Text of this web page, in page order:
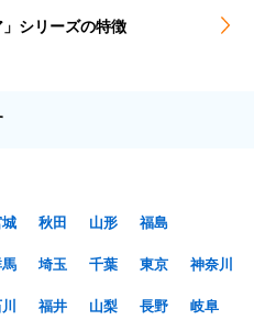
シリーズの特徴
秋田 山形
福島
埼玉 千葉 東京
神奈川
福井 山梨 長野
岐阜